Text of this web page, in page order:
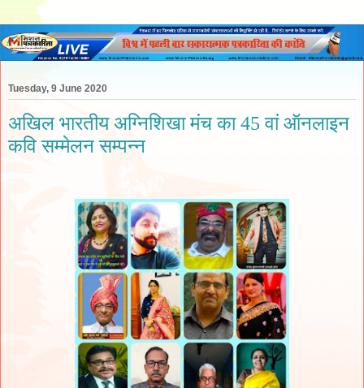
Tuesday, 9 June 2020
अखिल भारतीय अग्निशिखा मंच का 45 वां ऑनलाइन
कवि सम्मेलन सम्पन्न